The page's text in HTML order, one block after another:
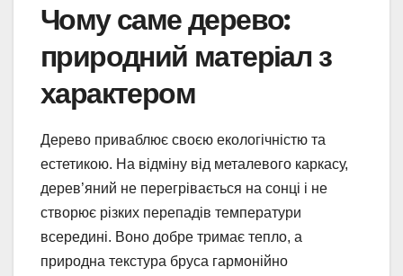
Чому саме дерево:
природний матеріал з
характером
Дерево приваблює своєю екологічністю та
естетикою. На відміну від металевого каркасу,
дерев’яний не перегрівається на сонці і не
створює різких перепадів температури
всередині. Воно добре тримає тепло, а
природна текстура бруса гармонійно